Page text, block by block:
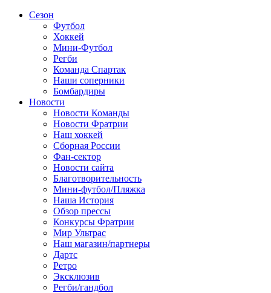
Сезон
Футбол
Хоккей
Мини-Футбол
Регби
Команда Спартак
Наши соперники
Бомбардиры
Новости
Новости Команды
Новости Фратрии
Наш хоккей
Сборная России
Фан-cектор
Новости сайта
Благотворительность
Мини-футбол/Пляжка
Наша История
Обзор прессы
Конкурсы Фратрии
Мир Ультрас
Наш магазин/партнеры
Дартс
Ретро
Эксклюзив
Регби/гандбол